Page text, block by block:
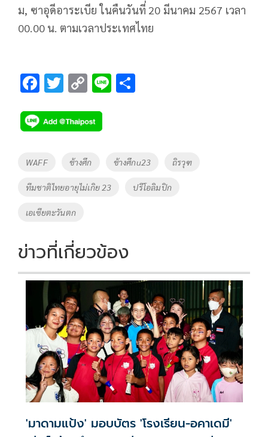
ม, ซาอุดีอาระเบีย ในคืนวันที่ 20 มีนาคม 2567 เวลา
00.00 น. ตามเวลาประเทศไทย
F
e
b
o
o
k
T
tt
er
C
p
y
Li
n
k
Li
Tags
WAFF ช้างศึก ช้างศึกu23 ถิรวุฑ
ทีมชาติไทยอายุไม่เกิย 23 ปรีโอลิมปิก
เอเซียตะวันตก
ข่าวที่เกี่ยวข้อง
'มาดามแป้ง' มอบบัตร 'โรงเรียน-อคาเดมี'